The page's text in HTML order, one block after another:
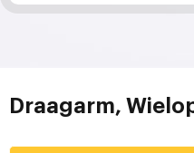
Draagarm,